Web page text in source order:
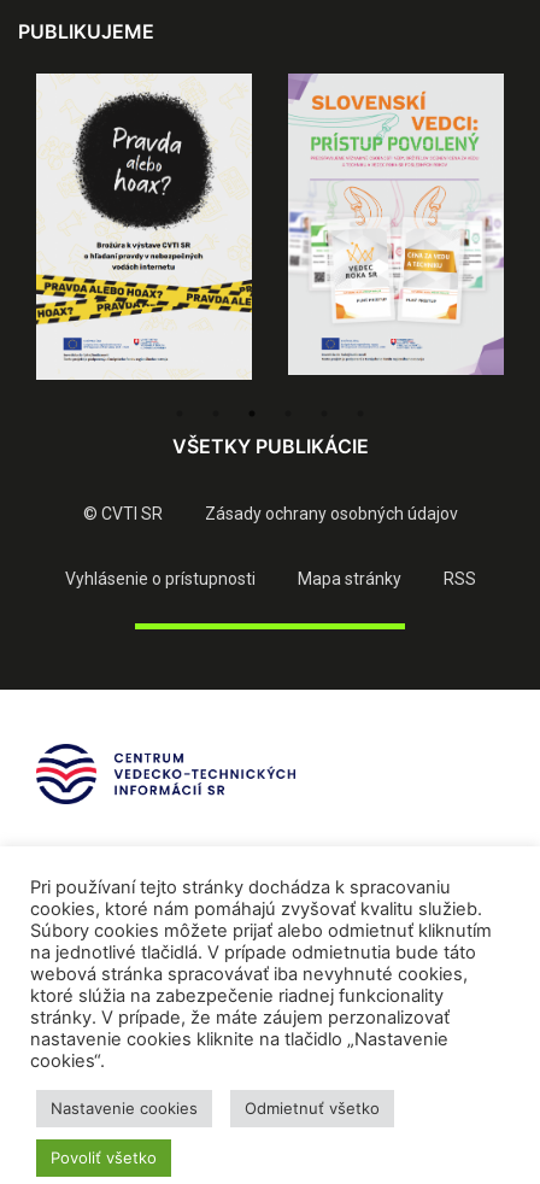
PUBLIKUJEME
VŠETKY PUBLIKÁCIE
© CVTI SR Zásady ochrany osobných údajov
Vyhlásenie o prístupnosti Mapa stránky RSS
Mediálni partneri
Pri používaní tejto stránky dochádza k spracovaniu
cookies, ktoré nám pomáhajú zvyšovať kvalitu služieb.
Súbory cookies môžete prijať alebo odmietnuť kliknutím
na jednotlivé tlačidlá. V prípade odmietnutia bude táto
webová stránka spracovávať iba nevyhnuté cookies,
ktoré slúžia na zabezpečenie riadnej funkcionality
stránky. V prípade, že máte záujem perzonalizovať
nastavenie cookies kliknite na tlačidlo „Nastavenie
cookies“.
Nastavenie cookies Odmietnuť všetko
Povoliť všetko